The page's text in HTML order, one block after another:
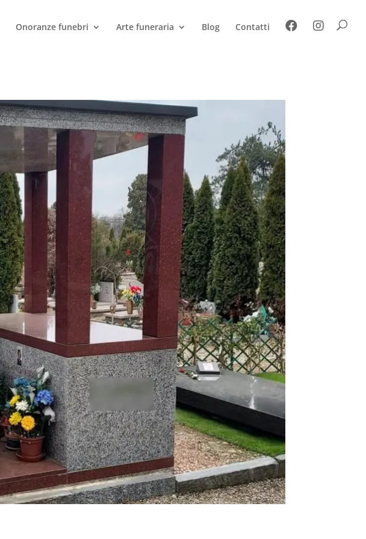
Onoranze funebri Arte funeraria Blog Contatti